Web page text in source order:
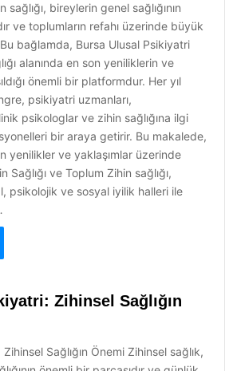
sağlığı, bireylerin genel sağlığının
ve toplumların refahı üzerinde büyük
bağlamda, Bursa Ulusal Psikiyatri
alanında en son yeniliklerin ve
önemli bir platformdur. Her yıl
psikiyatri uzmanları,
psikologlar ve zihin sağlığına ilgi
bir araya getirir. Bu makalede,
yenilikler ve yaklaşımlar üzerinde
Sağlığı ve Toplum Zihin sağlığı,
psikolojik ve sosyal iyilik halleri ile
Zihinsel Sağlığın
Sağlığın Önemi Zihinsel sağlık,